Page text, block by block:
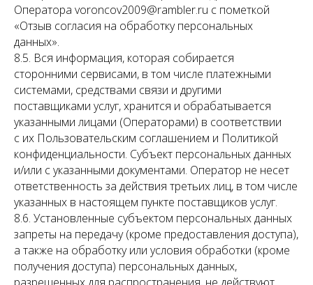
Оператора voroncov2009@rambler.ru с пометкой
«Отзыв согласия на обработку персональных
данных».
8.5. Вся информация, которая собирается
сторонними сервисами, в том числе платежными
системами, средствами связи и другими
поставщиками услуг, хранится и обрабатывается
указанными лицами (Операторами) в соответствии
с их Пользовательским соглашением и Политикой
конфиденциальности. Субъект персональных данных
и/или с указанными документами. Оператор не несет
ответственность за действия третьих лиц, в том числе
указанных в настоящем пункте поставщиков услуг.
8.6. Установленные субъектом персональных данных
запреты на передачу (кроме предоставления доступа),
а также на обработку или условия обработки (кроме
получения доступа) персональных данных,